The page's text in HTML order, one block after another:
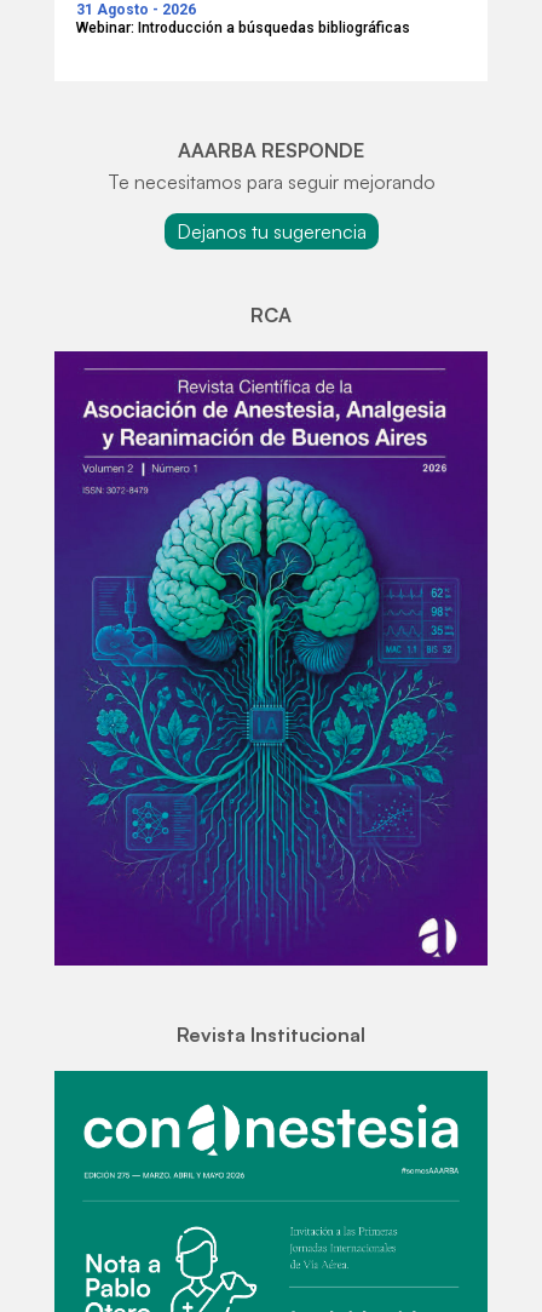
31 Agosto - 2026
Webinar: Introducción a búsquedas bibliográficas
AAARBA RESPONDE
Te necesitamos para seguir mejorando
Dejanos tu sugerencia
RCA
Revista Institucional